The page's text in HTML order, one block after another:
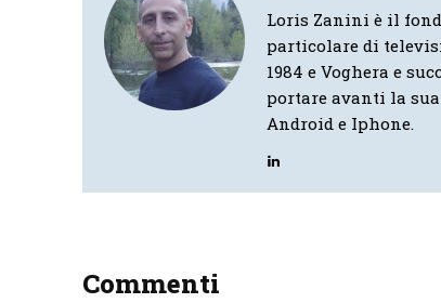
Loris Zanini è il
particolare di
1984 e Voghera e
portare avanti la
Android e Iphone.
Commenti